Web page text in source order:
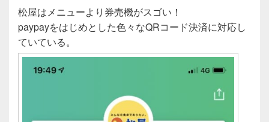
松屋はメニューより券売機がスゴい！
paypayをはじめとした色々なQRコード決済に対応し
ていている。